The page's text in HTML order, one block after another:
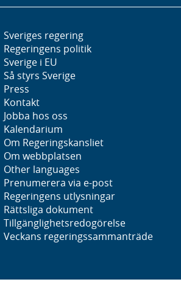
Sveriges regering
Regeringens politik
Sverige i EU
Så styrs Sverige
Press
Kontakt
Jobba hos oss
Kalendarium
Om Regeringskansliet
Om webbplatsen
Other languages
Prenumerera via e-post
Regeringens utlysningar
Rättsliga dokument
Tillgänglighetsredogörelse
Veckans regeringssammanträde